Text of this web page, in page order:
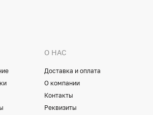
О НАС
Доставка и оплата
О компании
Контакты
Реквизиты